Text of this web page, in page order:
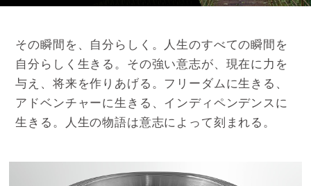
その瞬間を、自分らしく。人生のすべての瞬間を
自分らしく生きる。その強い意志が、現在に力を
与え、将来を作りあげる。フリーダムに生きる、
アドベンチャーに生きる、インディペンデンスに
生きる。人生の物語は意志によって刻まれる。